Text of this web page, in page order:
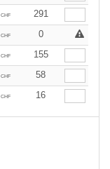
CHF
291
CHF
0
CHF
155
CHF
58
CHF 16